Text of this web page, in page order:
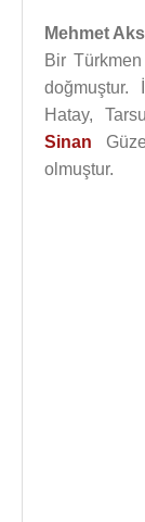
Mehmet
Bir
doğmuştur.
Hatay,
Sinan
olmuştur.